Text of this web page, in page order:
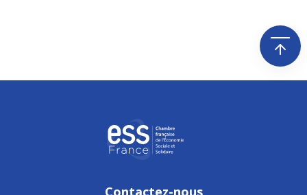
Contactez-nous